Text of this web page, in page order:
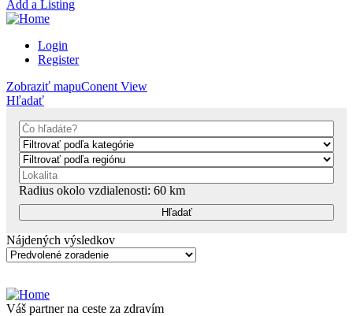
Add a Listing
Login
Register
Zobraziť mapuConent View
Hľadať
Radius okolo vzdialenosti: 60 km
Nájdených výsledkov
Váš partner na ceste za zdravím